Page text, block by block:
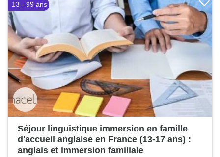
13 - 99 ans
Séjour linguistique immersion en famille
d'accueil anglaise en France (13-17 ans) :
anglais et immersion familiale